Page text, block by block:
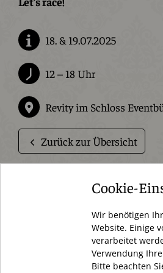
18. & 19.07.2025
12 – 18 Uhr
Revity im Schloss
Zurück zur Übersicht
Cookie-
Wir benötigen
Website. Einige
verarbeitet
Verwendung
Bitte beachten